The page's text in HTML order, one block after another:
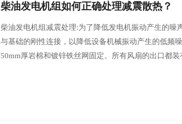
柴油发电机组如何正确处理减震散热？
柴油发电机组减震处理:为了降低发电机振动产生的
与基础的刚性连接，以降低设备机械振动产生的低频
50mm厚岩棉和镀锌铁丝网固定。所有风扇的出口都